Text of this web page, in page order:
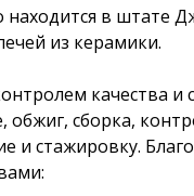
находится в
из керамики.
качества
сборка,
стажировку.